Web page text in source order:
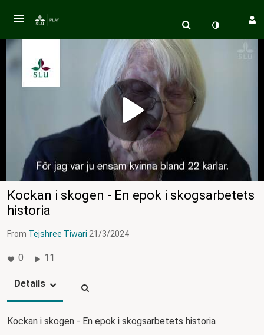
Kockan i skogen - En epok i skogsarbetets
historia
From Tejshree Tiwari 21/3/2024
0 11
Details
Kockan i skogen - En epok i skogsarbetets historia